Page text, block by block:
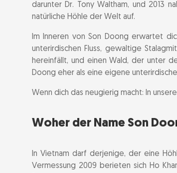
Dauer und Gruppengröße
Preis der Son-Doong-Tour
Anforderungen an die Fitness
Die Son-Doong-Höhle
Son Doong in Medien und
darunter Dr. Tony Waltham, und 2013
natürliche Höhle der Welt auf.
Im Inneren von Son Doong erwartet
unterirdischen Fluss, gewaltige
hereinfällt, und einen Wald, der unter
Doong eher als eine eigene
Wenn dich das neugierig macht: In
Woher der Name Son
In Vietnam darf derjenige, der eine
Vermessung 2009 berieten sich Ho